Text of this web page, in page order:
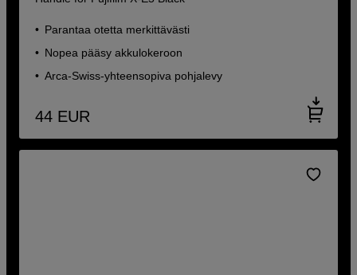
Parantaa otetta merkittävästi
Nopea pääsy akkulokeroon
Arca-Swiss-yhteensopiva pohjalevy
44 EUR